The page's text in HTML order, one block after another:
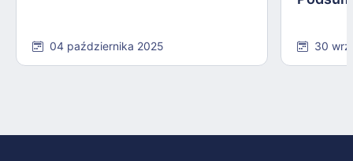
04 października 2025 30